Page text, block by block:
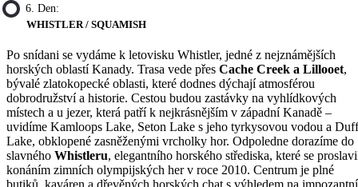
6. Den:
WHISTLER / SQUAMISH
Po snídani se vydáme k letovisku Whistler, jedné z nejznámějších
horských oblastí Kanady. Trasa vede přes Cache Creek a Lillooet,
bývalé zlatokopecké oblasti, které dodnes dýchají atmosférou
dobrodružství a historie. Cestou budou zastávky na vyhlídkových
místech a u jezer, která patří k nejkrásnějším v západní Kanadě –
uvidíme Kamloops Lake, Seton Lake s jeho tyrkysovou vodou a
Lake, obklopené zasněženými vrcholky hor. Odpoledne dorazíme do
slavného Whistleru, elegantního horského střediska, které se
konáním zimních olympijských her v roce 2010. Centrum je plné